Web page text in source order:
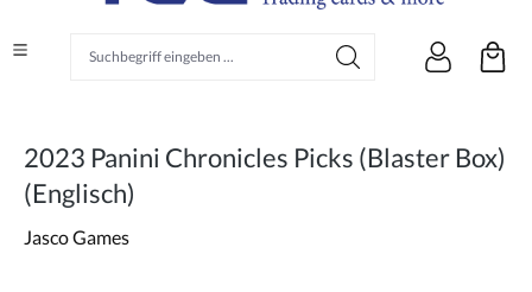
2023 Panini Chronicles Picks (Blaster Box)
(Englisch)
Jasco Games